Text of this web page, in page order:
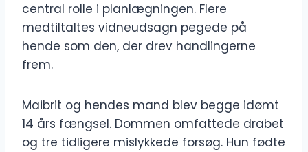
central rolle i planlægningen. Flere
medtiltaltes vidneudsagn pegede på
hende som den, der drev handlingerne
frem.
Maibrit og hendes mand blev begge idømt
14 års fængsel. Dommen omfattede drabet
og tre tidligere mislykkede forsøg. Hun fødte